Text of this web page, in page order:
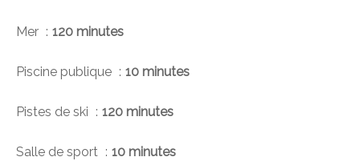
Mer 120 minutes
Piscine publique 10 minutes
Pistes de ski 120 minutes
Salle de sport 10 minutes